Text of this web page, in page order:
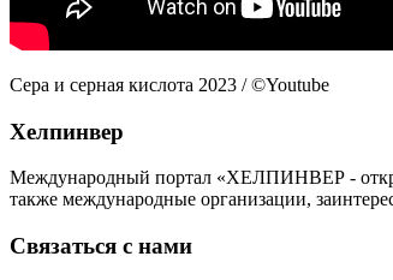
Сера и серная кислота 2023 / ©Youtube
Хелпинвер
Международный портал «ХЕЛПИНВЕР -
также международные организации,
Связаться с нами